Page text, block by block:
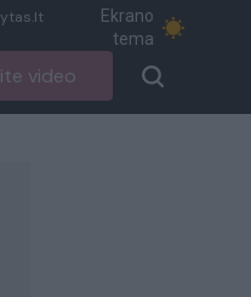
Ekrano
tema
video